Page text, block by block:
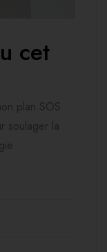
cet
plan SOS
soulager la